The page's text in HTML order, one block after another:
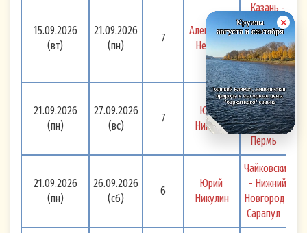
15.09.2026
(вт)
21.09.2026
(пн)
7
Александр
Невский
Казань -
Ярославль
- Тутаев -
Рыбинск -
Казань
21.09.2026
(пн)
27.09.2026
(вс)
7
Юрий
Никулин
Пермь -
Нижний
Новгород -
Пермь
21.09.2026
(пн)
26.09.2026
(сб)
6
Юрий
Никулин
Чайковский
- Нижний
Новгород -
Сарапул